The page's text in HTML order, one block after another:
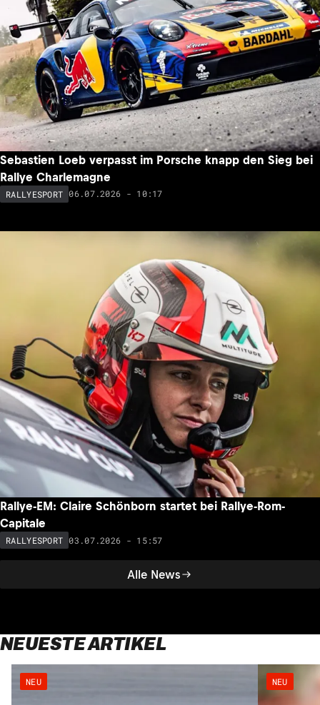
Alle News
Sebastien Loeb verpasst im Porsche knapp den Sieg bei
Rallye Charlemagne
RALLYESPORT 06.07.2026 - 10:17
Rallye-EM: Claire Schönborn startet bei Rallye-Rom-
Capitale
RALLYESPORT 03.07.2026 - 15:57
NEUESTE ARTIKEL
NEU NEU